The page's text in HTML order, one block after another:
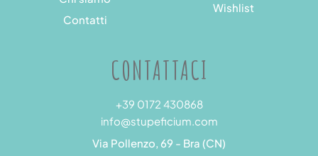
Contatti
Wishlist
CONTATTACI
+39 0172 430868
info@stupeficium.com
Via Pollenzo, 69 - Bra (CN)